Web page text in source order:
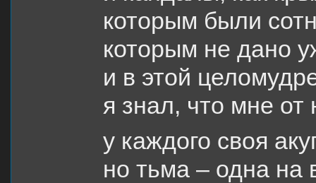
которым были
которым не дано
и в этой
я знал, что мне от
у каждого своя
но тьма – одна на